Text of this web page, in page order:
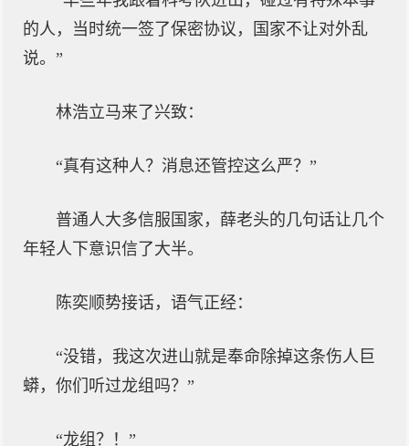
的人，当时统一签了保密协议，国家不让对外乱
说。”
林浩立马来了兴致：
“真有这种人？消息还管控这么严？”
普通人大多信服国家，薛老头的几句话让几个
年轻人下意识信了大半。
陈奕顺势接话，语气正经：
“没错，我这次进山就是奉命除掉这条伤人巨
蟒，你们听过龙组吗？”
“龙组？！”